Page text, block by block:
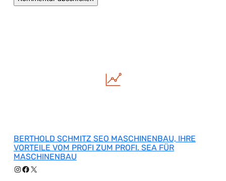
BERTHOLD SCHMITZ SEO MASCHINENBAU, IHRE
VORTEILE VOM PROFI ZUM PROFI. SEA FÜR
MASCHINENBAU
Instagram
Facebook
X